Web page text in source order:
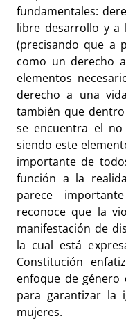
fundamentales:
libre desarrollo y a
(precisando que a
como un derecho
elementos
derecho a una
también que
se encuentra el
siendo este
importante de
función a la
parece
reconoce que la
manifestación de
la cual está
Constitución
enfoque de
para garantizar la
mujeres.